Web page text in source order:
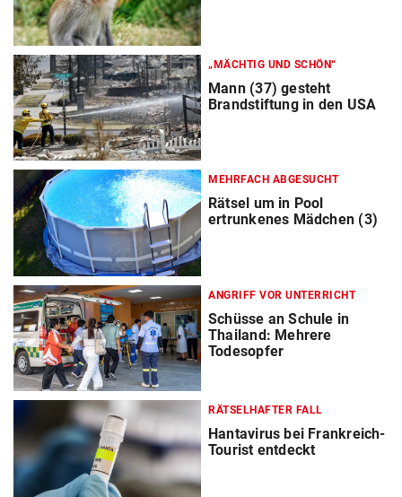
„MÄCHTIG UND SCHÖN“
Mann (37) gesteht
Brandstiftung in den USA
MEHRFACH ABGESUCHT
Rätsel um in Pool
ertrunkenes Mädchen (3)
ANGRIFF VOR UNTERRICHT
Schüsse an Schule in
Thailand: Mehrere
Todesopfer
RÄTSELHAFTER FALL
Hantavirus bei Frankreich-
Tourist entdeckt